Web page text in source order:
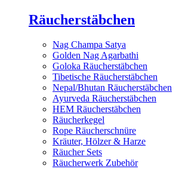
Räucherstäbchen
Nag Champa Satya
Golden Nag Agarbathi
Goloka Räucherstäbchen
Tibetische Räucherstäbchen
Nepal/Bhutan Räucherstäbchen
Ayurveda Räucherstäbchen
HEM Räucherstäbchen
Räucherkegel
Rope Räucherschnüre
Kräuter, Hölzer & Harze
Räucher Sets
Räucherwerk Zubehör